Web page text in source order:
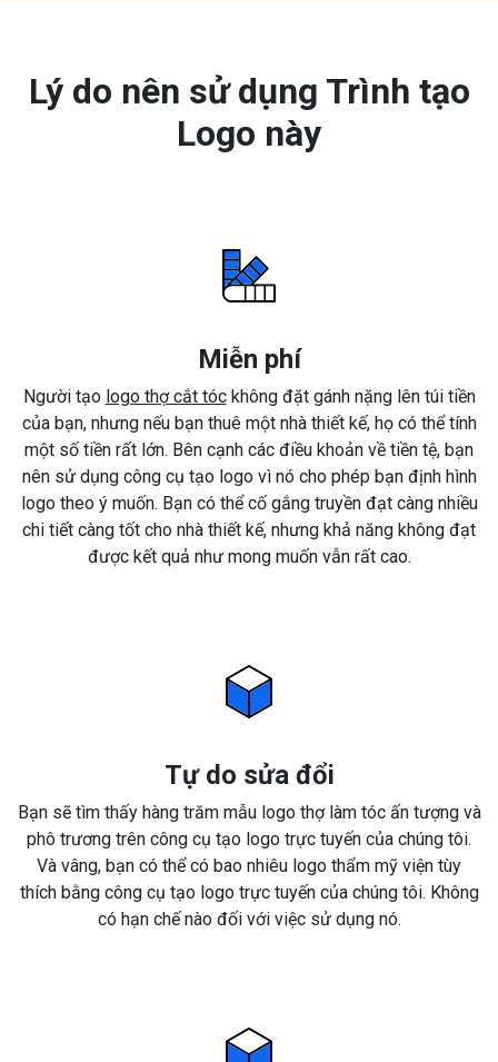
Lý do nên sử dụng Trình tạo
Logo này
Miễn phí
Người tạo logo thợ cắt tóckhông đặt gánh nặng lên túi tiền
của bạn, nhưng nếu bạn thuê một nhà thiết kế, họ có thể tính
một số tiền rất lớn. Bên cạnh các điều khoản về tiền tệ, bạn
nên sử dụng công cụ tạo logo vì nó cho phép bạn định hình
logo theo ý muốn. Bạn có thể cố gắng truyền đạt càng nhiều
chi tiết càng tốt cho nhà thiết kế, nhưng khả năng không đạt
được kết quả như mong muốn vẫn rất cao.
Tự do sửa đổi
Bạn sẽ tìm thấy hàng trăm mẫu logo thợ làm tóc ấn tượng và
phô trương trên công cụ tạo logo trực tuyến của chúng tôi.
Và vâng, bạn có thể có bao nhiêu logo thẩm mỹ viện tùy
thích bằng công cụ tạo logo trực tuyến của chúng tôi. Không
có hạn chế nào đối với việc sử dụng nó.